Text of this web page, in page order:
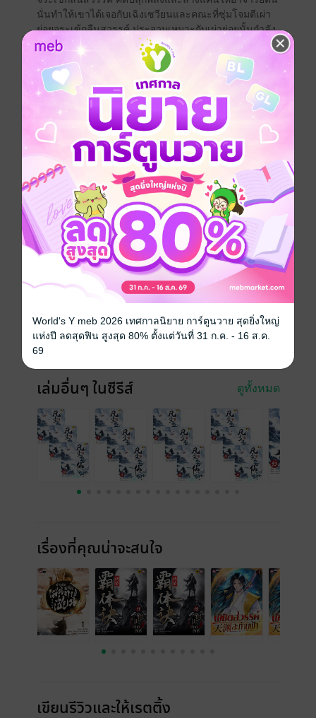
นั่นทำให้เขาได้เจอกับเฉิงเซวียนและคณะที่ซุ่มโจมตีเผ่า
ย่อยจระเข้กลืนสวรรค์ ประจวบเหมาะกับเผ่าย่อยนั้นกำลัง
ทำพิธีปลุกพลังอยู่พอดี ชายหนุ่มจึงร่วมทางไปด้วย ทว่าทุก
อย่างกลับยากเย็นกว่าที่คิด คณะของเฉิงเซวียนแตกพ่าย
เขาจึงไล่อีกฝ่ายไป ไม่อยากดึงมาข้องเกี่ยว เพราะนิมิตอัน
ยิ่งใหญ่จากการปลุกพลังของเขาได้ดึงดูดยอดฝีมือจากเผ่า
ย่อยใกล้เคียงมามากมาย อีกเพียงเอื้อมมือเขาจะปลุกพลัง
สำเร็จ แต่พวกจระเข้กลืนสวรรค์มีเยอะเกินไป เขาไม่อาจ
ต้านได้ ยันต์โจมตีนับร้อยที่เตรียมไว้หมดเกลี้ยง หากถูก
โจมตีตอนนี้ เจียงผิงอันได้เหลือแต่ชื่อแน่ และในตอนนั้น
เอง เฉิงเซวียนที่คิดว่าหลบหนีไปกลับปรากฏตัวขึ้น!
กำลังภายใน
ซีรีส์ สู่วิถีอมตะ
ประเภทไฟล์ pdf, epub(สารบัญ)
ความยาว 1072 หน้า (≈ 102,955 คำ)
ราคาปก
เล่มอื่นๆ ในซีรีส์ ดูทั้งหมด
เรื่องที่คุณน่าจะสนใจ
เขียนรีวิวและให้เรตติ้ง
World's Y meb 2026 เทศกาลนิยาย การ์ตูนวาย สุดยิ่งใหญ่
แห่งปี ลดสุดฟิน สูงสุด 80% ตั้งแต่วันที่ 31 ก.ค. - 16 ส.ค.
69